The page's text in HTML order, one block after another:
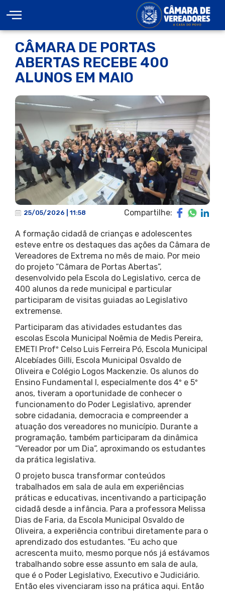
CÂMARA DE PORTAS
ABERTAS RECEBE 400
ALUNOS EM MAIO
25/05/2026 | 11:58 Compartilhe:
A formação cidadã de crianças e adolescentes
esteve entre os destaques das ações da Câmara de
Vereadores de Extrema no mês de maio. Por meio
do projeto “Câmara de Portas Abertas”,
desenvolvido pela Escola do Legislativo, cerca de
400 alunos da rede municipal e particular
participaram de visitas guiadas ao Legislativo
extremense.
Participaram das atividades estudantes das
escolas Escola Municipal Noêmia de Medis Pereira,
EMETI Profº Celso Luis Ferreira Pó, Escola Municipal
Alcebíades Gilli, Escola Municipal Osvaldo de
Oliveira e Colégio Logos Mackenzie. Os alunos do
Ensino Fundamental I, especialmente dos 4º e 5º
anos, tiveram a oportunidade de conhecer o
funcionamento do Poder Legislativo, aprender
sobre cidadania, democracia e compreender a
atuação dos vereadores no município. Durante a
programação, também participaram da dinâmica
“Vereador por um Dia”, aproximando os estudantes
da prática legislativa.
O projeto busca transformar conteúdos
trabalhados em sala de aula em experiências
práticas e educativas, incentivando a participação
cidadã desde a infância. Para a professora Melissa
Dias de Faria, da Escola Municipal Osvaldo de
Oliveira, a experiência contribui diretamente para o
aprendizado dos estudantes. “Eu acho que
acrescenta muito, mesmo porque nós já estávamos
trabalhando sobre esse assunto em sala de aula,
que é o Poder Legislativo, Executivo e Judiciário.
Então eles vivenciaram isso na prática aqui. Então